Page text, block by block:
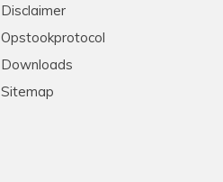
Disclaimer
Opstookprotocol
Downloads
Sitemap